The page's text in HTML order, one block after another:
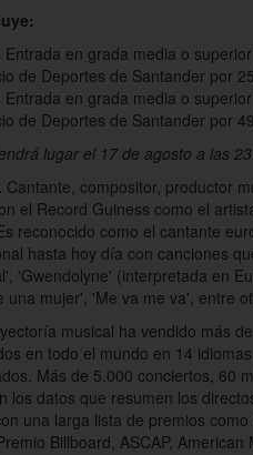
Entrada en grada media o
de Deportes de Santander por
Entrada en grada media o
de Deportes de Santander por
lugar el 17 de agosto a las
Cantante, compositor, productor
el Record Guiness como el
reconocido como el cantante
hasta hoy día con canciones
'Gwendolyne' (interpretada en
una mujer', 'Me va me va', entre
musical ha vendido más
en todo el mundo en 14
Más de 5.000 conciertos, 60
los datos que resumen los
una larga lista de premios
Billboard, ASCAP,